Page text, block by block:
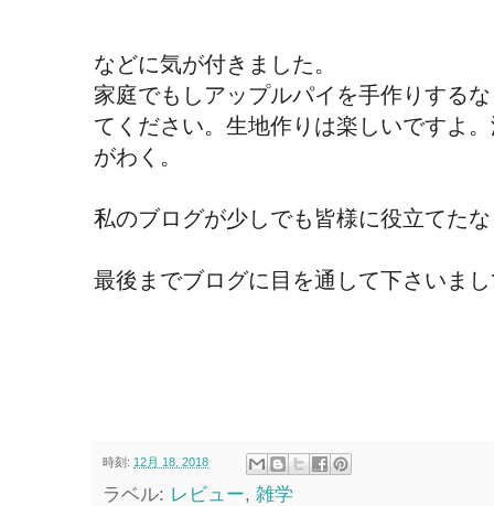
などに気が付きました。
家庭でもしアップルパイを手作りする
てください。生地作りは楽しいですよ
がわく。
私のブログが少しでも皆様に役立てた
最後までブログに目を通して下さいま
時刻: 12月 18, 2018
ラベル: レビュー, 雑学